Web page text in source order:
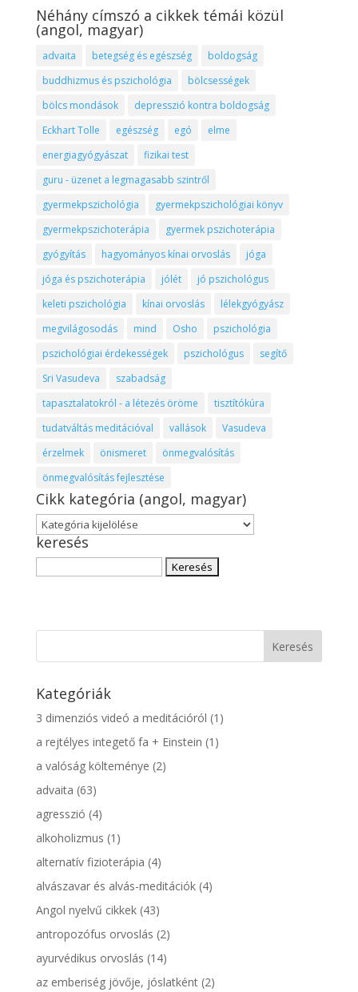
Néhány címszó a cikkek témái közül
(angol, magyar)
advaita betegség és egészség
boldogság
buddhizmus és pszichológia
bölcsességek
bölcs mondások
depresszió kontra boldogság
Eckhart Tolle
egészség egó
elme
energiagyógyászat
fizikai test
guru - üzenet a legmagasabb szintről
gyermekpszichológia
gyermekpszichológiai könyv
gyermekpszichoterápia
gyermek pszichoterápia
gyógyítás
hagyományos kínai orvoslás
jóga
jóga és pszichoterápia
jólét
jó pszichológus
keleti pszichológia
kínai orvoslás
lélekgyógyász
megvilágosodás
mind Osho
pszichológia
pszichológiai érdekességek
pszichológus
segítő
Sri Vasudeva
szabadság
tapasztalatokról - a létezés öröme
tisztítókúra
tudatváltás meditációval
vallások
Vasudeva
érzelmek
önismeret
önmegvalósítás
önmegvalósítás fejlesztése
Cikk kategória (angol, magyar)
Cikk
kategória
(angol,
magyar)
keresés
Kategóriák
3 dimenziós videó a meditációról (1)
a rejtélyes integető fa + Einstein (1)
a valóság költeménye (2)
advaita (63)
agresszió (4)
alkoholizmus (1)
alternatív fizioterápia (4)
alvászavar és alvás-meditációk(4)
Angol nyelvű cikkek(43)
antropozófus orvoslás (2)
ayurvédikus orvoslás (14)
az emberiség jövője, jóslatként(2)